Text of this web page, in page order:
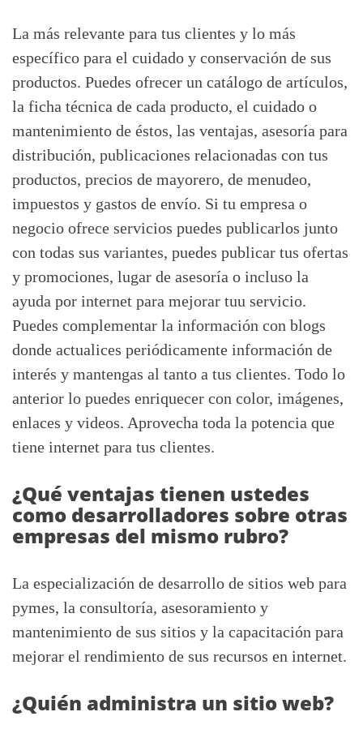
La más relevante para tus clientes y lo más
específico para el cuidado y conservación de sus
productos. Puedes ofrecer un catálogo de artículos,
la ficha técnica de cada producto, el cuidado o
mantenimiento de éstos, las ventajas, asesoría para
distribución, publicaciones relacionadas con tus
productos, precios de mayorero, de menudeo,
impuestos y gastos de envío. Si tu empresa o
negocio ofrece servicios puedes publicarlos junto
con todas sus variantes, puedes publicar tus ofertas
y promociones, lugar de asesoría o incluso la
ayuda por internet para mejorar tuu servicio.
Puedes complementar la información con blogs
donde actualices periódicamente información de
interés y mantengas al tanto a tus clientes. Todo lo
anterior lo puedes enriquecer con color, imágenes,
enlaces y videos. Aprovecha toda la potencia que
tiene internet para tus clientes.
¿Qué ventajas tienen ustedes
como desarrolladores sobre otras
empresas del mismo rubro?
La especialización de desarrollo de sitios web para
pymes, la consultoría, asesoramiento y
mantenimiento de sus sitios y la capacitación para
mejorar el rendimiento de sus recursos en internet.
¿Quién administra un sitio web?